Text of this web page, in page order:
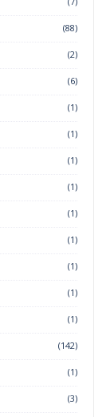
(88)
(2)
(6)
(1)
(1)
(1)
(1)
(1)
(1)
(1)
(1)
(1)
(142)
(1)
(3)